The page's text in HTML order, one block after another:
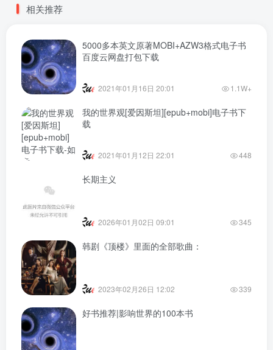
相关推荐
5000多本英文原著MOBI+AZW3格式电子书
百度云网盘打包下载
2021年01月16日 20:01 1.1W+
我的世界观[爱因斯坦][epub+mobi]电子书下
载
2021年01月12日 22:01 448
长期主义
2026年01月02日 09:01 345
韩剧《顶楼》里面的全部歌曲：
2023年02月26日 12:02 339
好书推荐|影响世界的100本书